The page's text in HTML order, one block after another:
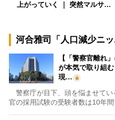
上がっていく ｜ 突然マルサ…
河合雅司「人口減少ニッ
【「警察官離れ
が本気で取り組
現…
警察庁が目下、頭を悩ませてい
官の採用試験の受験者数は10年